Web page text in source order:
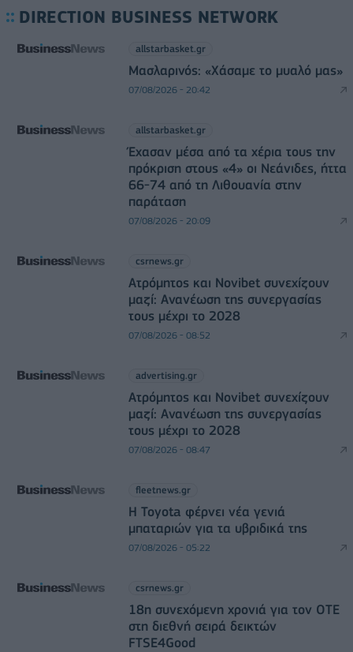
DIRECTION BUSINESS NETWORK
allstarbasket.gr
Μασλαρινός: «Χάσαμε το μυαλό μας»
07/08/2026 - 20:42
allstarbasket.gr
Έχασαν μέσα από τα χέρια τους την
πρόκριση στους «4» οι Νεάνιδες, ήττα
66-74 από τη Λιθουανία στην
παράταση
07/08/2026 - 20:09
csrnews.gr
Ατρόμητος και Novibet συνεχίζουν
μαζί: Ανανέωση της συνεργασίας
τους μέχρι το 2028
07/08/2026 - 08:52
advertising.gr
Ατρόμητος και Novibet συνεχίζουν
μαζί: Ανανέωση της συνεργασίας
τους μέχρι το 2028
07/08/2026 - 08:47
fleetnews.gr
Η Toyota φέρνει νέα γενιά
μπαταριών για τα υβριδικά της
07/08/2026 - 05:22
csrnews.gr
18η συνεχόμενη χρονιά για τον ΟΤΕ
στη διεθνή σειρά δεικτών
FTSE4Good